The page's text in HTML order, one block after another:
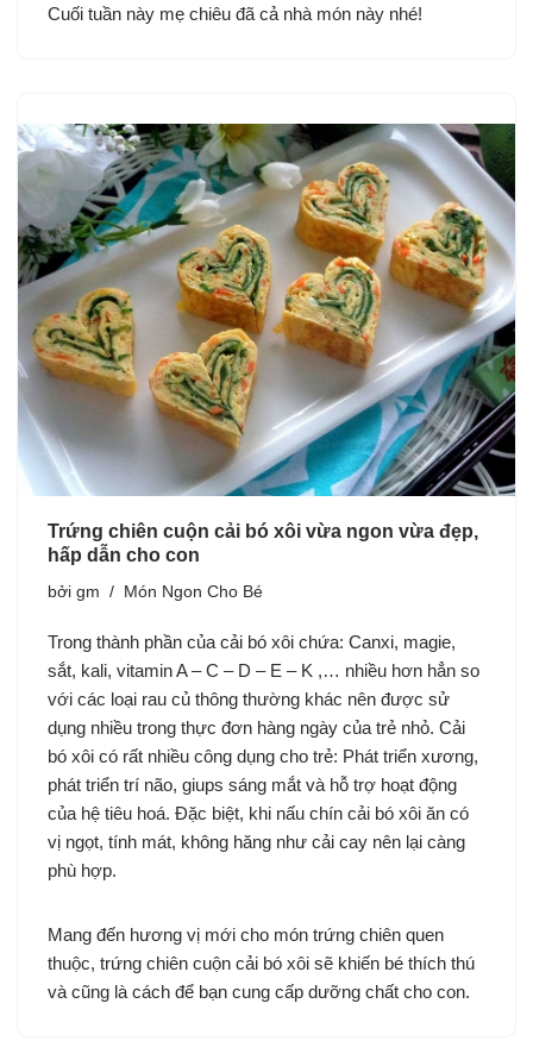
Cuối tuần này mẹ chiêu đã cả nhà món này nhé!
Trứng chiên cuộn cải bó xôi vừa ngon vừa đẹp,
hấp dẫn cho con
bởi gm Món Ngon Cho Bé
Trong thành phần của cải bó xôi chứa: Canxi, magie,
sắt, kali, vitamin A – C – D – E – K ,… nhiều hơn hẳn so
với các loại rau củ thông thường khác nên được sử
dụng nhiều trong thực đơn hàng ngày của trẻ nhỏ. Cải
bó xôi có rất nhiều công dụng cho trẻ: Phát triển xương,
phát triển trí não, giups sáng mắt và hỗ trợ hoạt động
của hệ tiêu hoá. Đặc biệt, khi nấu chín cải bó xôi ăn có
vị ngọt, tính mát, không hăng như cải cay nên lại càng
phù hợp.
Mang đến hương vị mới cho món trứng chiên quen
thuộc, trứng chiên cuộn cải bó xôi sẽ khiến bé thích thú
và cũng là cách để bạn cung cấp dưỡng chất cho con.